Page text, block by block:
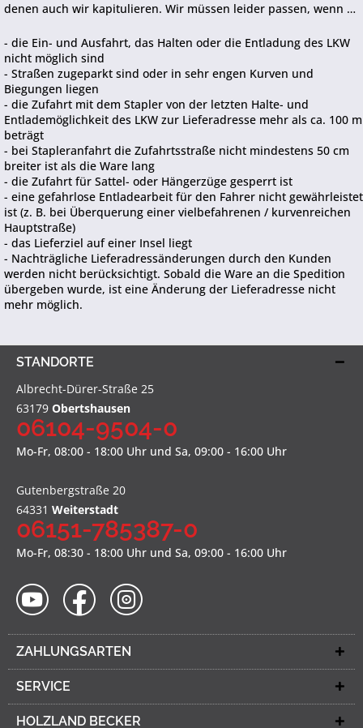
denen auch wir kapitulieren. Wir müssen leider passen, wenn …
- die Ein- und Ausfahrt, das Halten oder die Entladung des LKW
nicht möglich sind
- Straßen zugeparkt sind oder in sehr engen Kurven und
Biegungen liegen
- die Zufahrt mit dem Stapler von der letzten Halte- und
Entlademöglichkeit des LKW zur Lieferadresse mehr als ca. 100 m
beträgt
- bei Stapleranfahrt die Zufahrtsstraße nicht mindestens 50 cm
breiter ist als die Ware lang
- die Zufahrt für Sattel- oder Hängerzüge gesperrt ist
- eine gefahrlose Entladearbeit für den Fahrer nicht gewährleistet
ist (z. B. bei Überquerung einer vielbefahrenen / kurvenreichen
Hauptstraße)
- das Lieferziel auf einer Insel liegt
- Nachträgliche Lieferadressänderungen durch den Kunden
werden nicht berücksichtigt. Sobald die Ware an die Spedition
übergeben wurde, ist eine Änderung der Lieferadresse nicht
mehr möglich.
STANDORTE
Albrecht-Dürer-Straße 25
63179 Obertshausen
06104-9504-0
Mo-Fr, 08:00 - 18:00 Uhr und Sa, 09:00 - 16:00 Uhr
Gutenbergstraße 20
64331 Weiterstadt
06151-785387-0
Mo-Fr, 08:30 - 18:00 Uhr und Sa, 09:00 - 16:00 Uhr
ZAHLUNGSARTEN
SERVICE
HOLZLAND BECKER